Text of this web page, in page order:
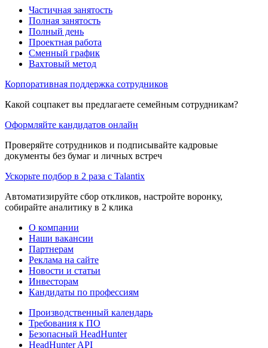
Частичная занятость
Полная занятость
Полный день
Проектная работа
Сменный график
Вахтовый метод
Корпоративная поддержка сотрудников
Какой соцпакет вы предлагаете семейным сотрудникам?
Оформляйте кандидатов онлайн
Проверяйте сотрудников и подписывайте кадровые
документы без бумаг и личных встреч
Ускорьте подбор в 2 раза с Talantix
Автоматизируйте сбор откликов, настройте воронку,
собирайте аналитику в 2 клика
О компании
Наши вакансии
Партнерам
Реклама на сайте
Новости и статьи
Инвесторам
Кандидаты по профессиям
Производственный календарь
Требования к ПО
Безопасный HeadHunter
HeadHunter API